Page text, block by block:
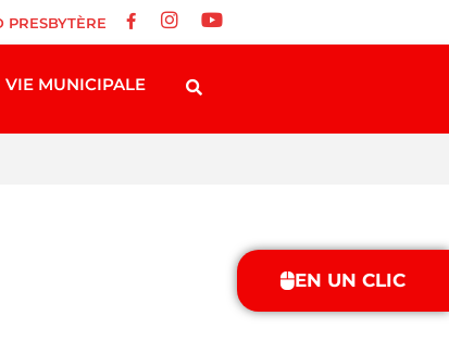
EN UN CLIC
PRESBYTÈRE
VIE MUNICIPALE